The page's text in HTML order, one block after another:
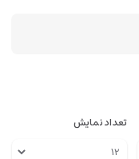
تعداد نمایش